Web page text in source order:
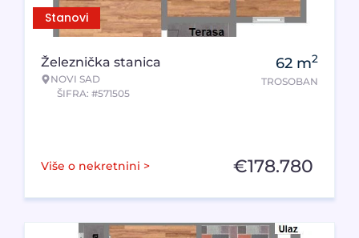
Stanovi
Železnička stanica
NOVI SAD
ŠIFRA: #571505
62 m2
TROSOBAN
Više o nekretnini > €178.780